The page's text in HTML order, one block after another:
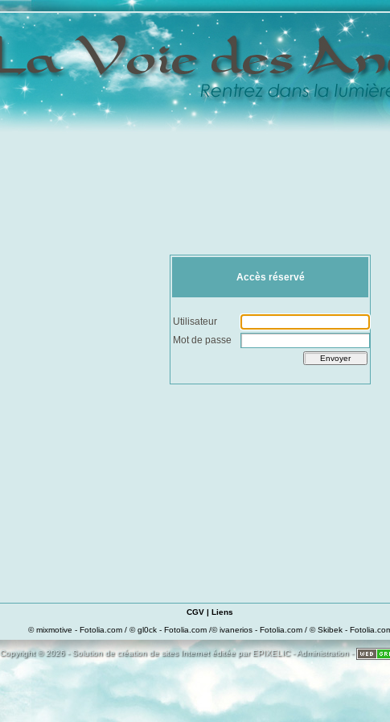
Accès réservé
Utilisateur
Mot de passe
CGV | Liens
© mixmotive - Fotolia.com / © gl0ck - Fotolia.com /© ivanerios - Fotolia.com / © Skibek -
Copyright © 2026 - Solution de création de sites Internet éditée par EPIXELIC- Administration-